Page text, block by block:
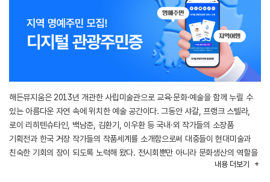
해든뮤지움은 2013년 개관한 사립미술관으로 교육·문화·예술을 함께 누릴 수
있는 아름다운 자연 속에 위치한 예술 공간이다. 그동안 샤갈, 프랭크 스텔라,
로이 리히텐슈타인, 백남준, 김환기, 이우환 등 국내·외 작가들의 소장품
기획전과 한국 거장 작가들의 작품세계를 소개함으로써 대중들이 현대미술과
친숙한 기회의 장이 되도록 노력해 왔다. 전시회뿐만 아니라 문화생산의 역할을
다하기 위해 기존 92석 세미나실 외에 창작 프로그램과 강연이 가능한 144석
내용 더보기